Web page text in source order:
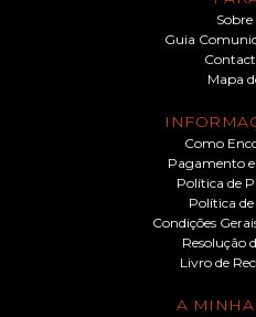
Sobre
Guia
Mapa
Como
Pagamento
Política de
Política
Condições
Resolução
Livro de
A MINHA